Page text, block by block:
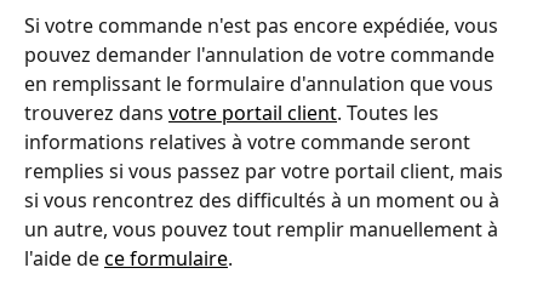
Si votre commande n'est pas encore expédiée, vous
pouvez demander l'annulation de votre commande
en remplissant le formulaire d'annulation que vous
trouverez dans votre portail client. Toutes les
informations relatives à votre commande seront
remplies si vous passez par votre portail client, mais
si vous rencontrez des difficultés à un moment ou à
un autre, vous pouvez tout remplir manuellement à
l'aide de ce formulaire.